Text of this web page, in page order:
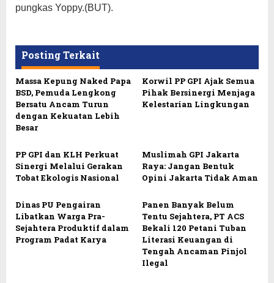
pungkas Yoppy.(BUT).
Posting Terkait
Massa Kepung Naked Papa
BSD, Pemuda Lengkong
Bersatu Ancam Turun
dengan Kekuatan Lebih
Besar
Korwil PP GPI Ajak Semua
Pihak Bersinergi Menjaga
Kelestarian Lingkungan
PP GPI dan KLH Perkuat
Sinergi Melalui Gerakan
Tobat Ekologis Nasional
Muslimah GPI Jakarta
Raya: Jangan Bentuk
Opini Jakarta Tidak Aman
Dinas PU Pengairan
Libatkan Warga Pra-
Sejahtera Produktif dalam
Program Padat Karya
Panen Banyak Belum
Tentu Sejahtera, PT ACS
Bekali 120 Petani Tuban
Literasi Keuangan di
Tengah Ancaman Pinjol
Ilegal